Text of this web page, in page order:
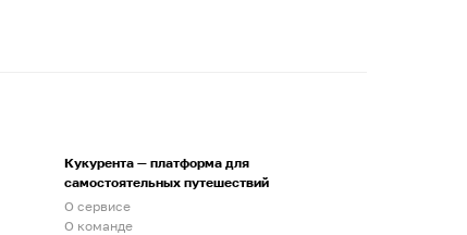
Кукурента — платформа для
самостоятельных путешествий
О сервисе
О команде